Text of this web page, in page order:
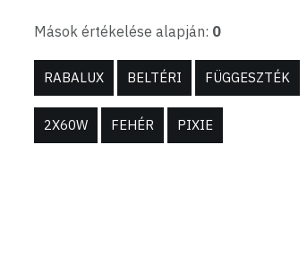
Mások értékelése alapján: 0
RABALUX BELTÉRI FÜGGESZTÉK
2X60W FEHÉR PIXIE